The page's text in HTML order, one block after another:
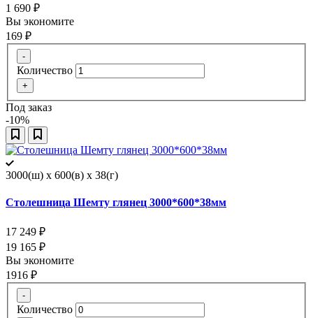
1 690 ₽
Вы экономите
169 ₽
-
Количество
+
Под заказ
-10%
3000(ш) x 600(в) x 38(г)
Столешница Шемту глянец 3000*600*38мм
17 249 ₽
19 165 ₽
Вы экономите
1916 ₽
-
Количество